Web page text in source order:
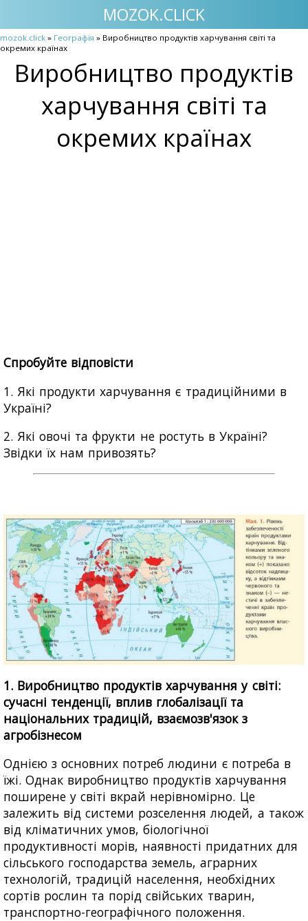
MOZOK.CLICK
mozok.click » Географія » Виробництво продуктів харчування світі та
окремих країнах
Виробництво продуктів
харчування світі та
окремих країнах
Спробуйте відповісти
1. Які продукти харчування є традиційними в
Україні?
2. Які овочі та фрукти не ростуть в Україні?
Звідки їх нам привозять?
1. Виробництво продуктів харчування у світі:
сучасні тенденції, вплив глобалізації та
національних традицій, взаємозв'язок з
агробізнесом
Однією з основних потреб людини є потреба в
їжі. Однак виробництво продуктів харчування
поширене у світі вкрай нерівномірно. Це
залежить від системи розселення людей, а також
від кліматичних умов, біологічної
продуктивності морів, наявності придатних для
сільського господарства земель, аграрних
технологій, традицій населення, необхідних
сортів рослин та порід свійських тварин,
транспортно-географічного положення.